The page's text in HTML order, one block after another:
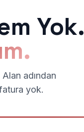
Yok.
adından
yok.